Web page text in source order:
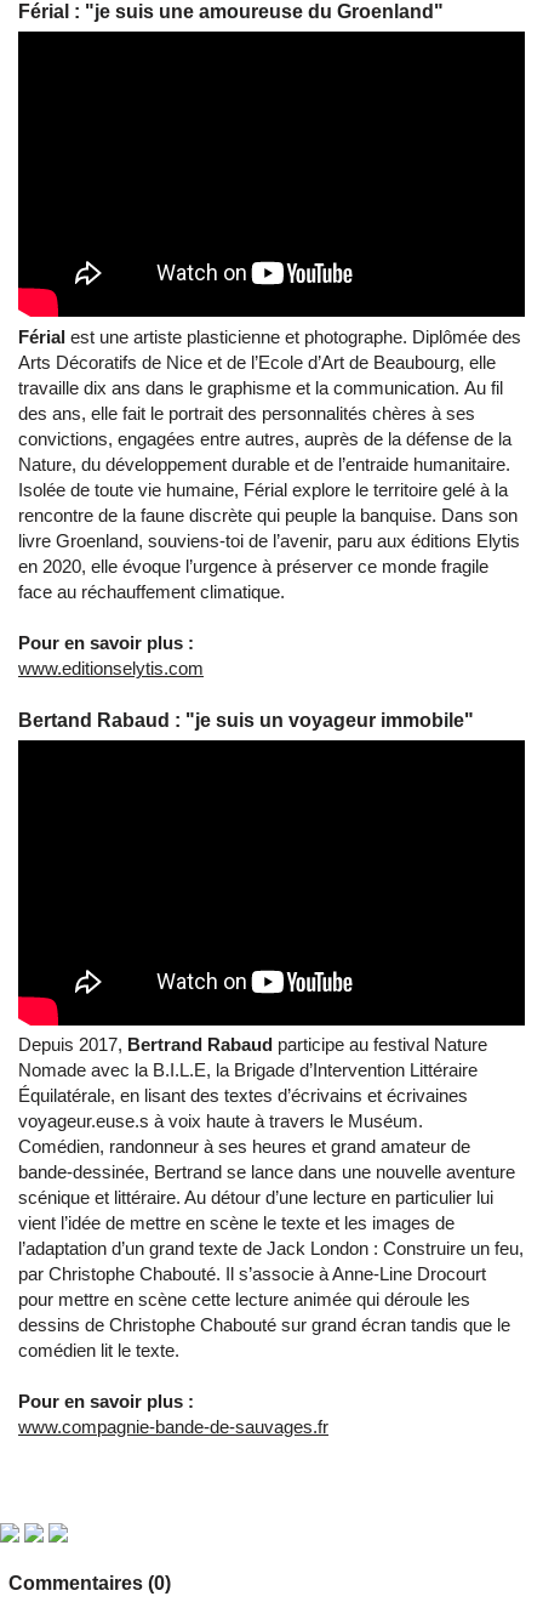
Férial : "je suis une amoureuse du Groenland"
Férial est une artiste plasticienne et photographe. Diplômée des
Arts Décoratifs de Nice et de l’Ecole d’Art de Beaubourg, elle
travaille dix ans dans le graphisme et la communication. Au fil
des ans, elle fait le portrait des personnalités chères à ses
convictions, engagées entre autres, auprès de la défense de la
Nature, du développement durable et de l’entraide humanitaire.
Isolée de toute vie humaine, Férial explore le territoire gelé à la
rencontre de la faune discrète qui peuple la banquise. Dans son
livre Groenland, souviens-toi de l’avenir, paru aux éditions Elytis
en 2020, elle évoque l’urgence à préserver ce monde fragile
face au réchauffement climatique.
Pour en savoir plus :
www.editionselytis.com
Bertand Rabaud : "je suis un voyageur immobile"
Depuis 2017, Bertrand Rabaud participe au festival Nature
Nomade avec la B.I.L.E, la Brigade d’Intervention Littéraire
Équilatérale, en lisant des textes d’écrivains et écrivaines
voyageur.euse.s à voix haute à travers le Muséum.
Comédien, randonneur à ses heures et grand amateur de
bande-dessinée, Bertrand se lance dans une nouvelle aventure
scénique et littéraire. Au détour d’une lecture en particulier lui
vient l’idée de mettre en scène le texte et les images de
l’adaptation d’un grand texte de Jack London : Construire un feu,
par Christophe Chabouté. Il s’associe à Anne-Line Drocourt
pour mettre en scène cette lecture animée qui déroule les
dessins de Christophe Chabouté sur grand écran tandis que le
comédien lit le texte.
Pour en savoir plus :
www.compagnie-bande-de-sauvages.fr
Commentaires (0)